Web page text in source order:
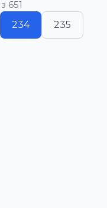
651
234 235